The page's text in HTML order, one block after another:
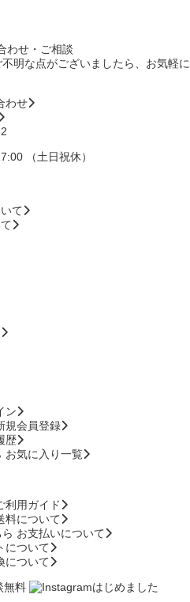
明な点がございましたら、お気軽に
わせ
（土日祝休）
て
ン
規会員登録
歴
お気に入り一覧
利用ガイド
料について
お支払いについて
について
について